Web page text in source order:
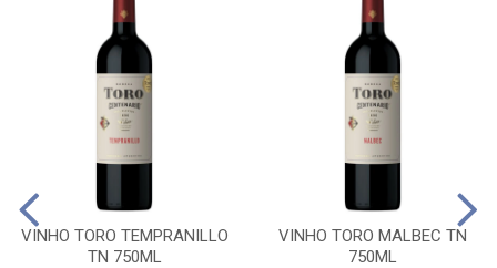
VINHO TORO TEMPRANILLO
TN 750ML
VINHO TORO MALBEC TN
750ML